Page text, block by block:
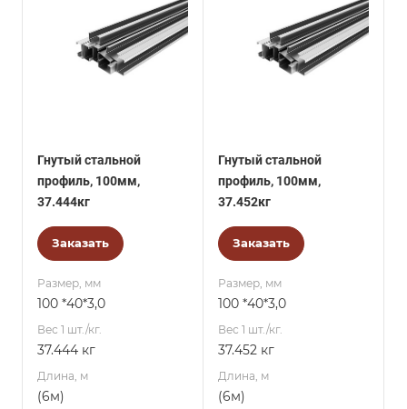
Гнутый стальной
профиль, 100мм,
37.444кг
Заказать
Размер, мм
100 *40*3,0
Вес 1 шт./кг.
37.444 кг
Длина, м
(6м)
Гнутый стальной
профиль, 100мм,
37.452кг
Заказать
Размер, мм
100 *40*3,0
Вес 1 шт./кг.
37.452 кг
Длина, м
(6м)